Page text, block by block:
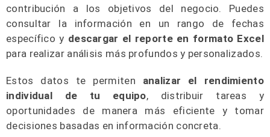
contribución a los objetivos del negocio. Puedes
consultar la información en un rango de fechas
específico y descargar el reporte en formato Excel
para realizar análisis más profundos y personalizados.
Estos datos te permiten analizar el rendimiento
individual de tu equipo, distribuir tareas y
oportunidades de manera más eficiente y tomar
decisiones basadas en información concreta.